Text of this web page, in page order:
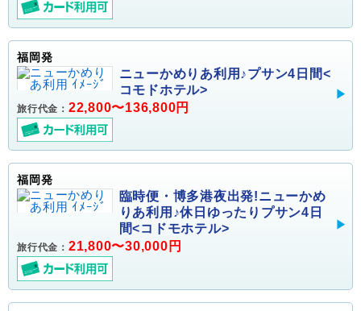
福岡発
ニューかめりあ利用♪プサン4日間<
コモドホテル>
旅行代金： 22,800〜136,800円
福岡発
臨時便・博多港夜出発!ニューかめ
りあ利用♪休日ゆったりプサン4日
間<コドモホテル>
旅行代金： 21,800〜30,000円